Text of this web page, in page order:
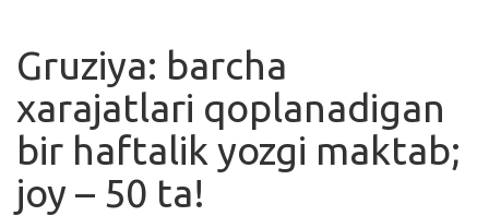
Ishlar
Kurslar
Blog
Yana
Gruziya: barcha
xarajatlari qoplanadigan
bir haftalik yozgi maktab;
joy – 50 ta!